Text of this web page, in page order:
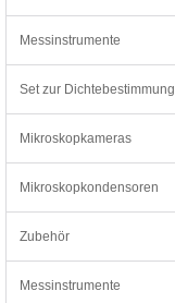
Messinstrumente
Set zur Dichtebestimmung
Mikroskopkameras
Mikroskopkondensoren
Zubehör
Messinstrumente